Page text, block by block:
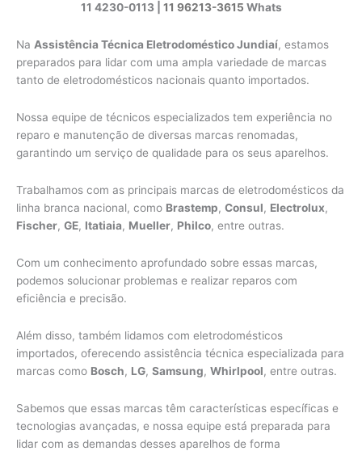
11 4230-0113 | 11 96213-3615 Whats
Na Assistência Técnica Eletrodoméstico Jundiaí, estamos
preparados para lidar com uma ampla variedade de marcas
tanto de eletrodomésticos nacionais quanto importados.
Nossa equipe de técnicos especializados tem experiência no
reparo e manutenção de diversas marcas renomadas,
garantindo um serviço de qualidade para os seus aparelhos.
Trabalhamos com as principais marcas de eletrodomésticos da
linha branca nacional, como Brastemp, Consul, Electrolux,
Fischer, GE, Itatiaia, Mueller, Philco, entre outras.
Com um conhecimento aprofundado sobre essas marcas,
podemos solucionar problemas e realizar reparos com
eficiência e precisão.
Além disso, também lidamos com eletrodomésticos
importados, oferecendo assistência técnica especializada para
marcas como Bosch, LG, Samsung, Whirlpool, entre outras.
Sabemos que essas marcas têm características específicas e
tecnologias avançadas, e nossa equipe está preparada para
lidar com as demandas desses aparelhos de forma